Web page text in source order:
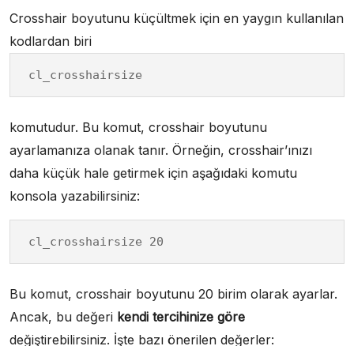
Crosshair boyutunu küçültmek için en yaygın kullanılan
kodlardan biri
cl_crosshairsize
komutudur. Bu komut, crosshair boyutunu
ayarlamanıza olanak tanır. Örneğin, crosshair’ınızı
daha küçük hale getirmek için aşağıdaki komutu
konsola yazabilirsiniz:
cl_crosshairsize 20
Bu komut, crosshair boyutunu 20 birim olarak ayarlar.
Ancak, bu değeri kendi tercihinize göre
değiştirebilirsiniz. İşte bazı önerilen değerler: